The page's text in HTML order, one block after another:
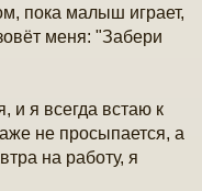
пока малыш играет,
меня: "Забери
и я всегда встаю к
не просыпается, а
на работу, я